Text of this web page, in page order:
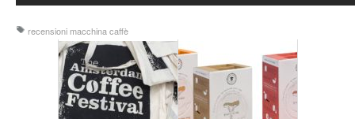
recensioni macchina caffè